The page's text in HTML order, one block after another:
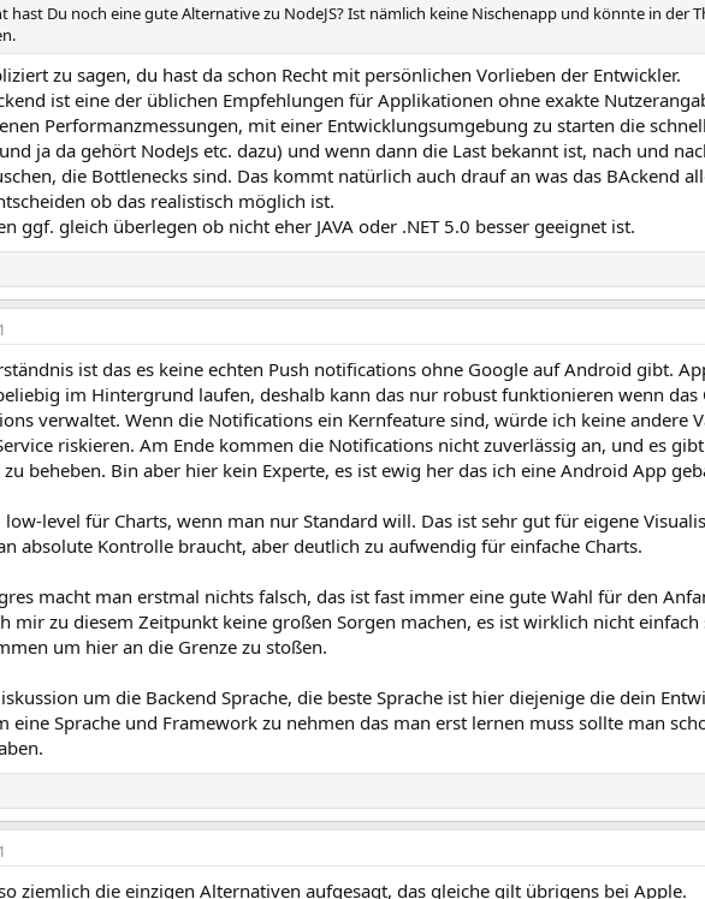
hast Du noch eine gute Alternative zu NodeJS? Ist nämlich keine Nischenapp und könnte in der
zu sagen, du hast da schon Recht mit persönlichen Vorlieben der Entwickler.
ist eine der üblichen Empfehlungen für Applikationen ohne exakte
Performanzmessungen, mit einer Entwicklungsumgebung zu starten die
ja da gehört NodeJs etc. dazu) und wenn dann die Last bekannt ist, nach und
die Bottlenecks sind. Das kommt natürlich auch drauf an was das BAckend
ob das realistisch möglich ist.
ggf. gleich überlegen ob nicht eher JAVA oder .NET 5.0 besser geeignet ist.
ist das es keine echten Push notifications ohne Google auf Android gibt.
im Hintergrund laufen, deshalb kann das nur robust funktionieren wenn das
verwaltet. Wenn die Notifications ein Kernfeature sind, würde ich keine andere
riskieren. Am Ende kommen die Notifications nicht zuverlässig an, und es
zu beheben. Bin aber hier kein Experte, es ist ewig her das ich eine Android App
low-level für Charts, wenn man nur Standard will. Das ist sehr gut für eigene
absolute Kontrolle braucht, aber deutlich zu aufwendig für einfache Charts.
macht man erstmal nichts falsch, das ist fast immer eine gute Wahl für den
mir zu diesem Zeitpunkt keine großen Sorgen machen, es ist wirklich nicht einfach
um hier an die Grenze zu stoßen.
um die Backend Sprache, die beste Sprache ist hier diejenige die dein
eine Sprache und Framework zu nehmen das man erst lernen muss sollte man
ziemlich die einzigen Alternativen aufgesagt, das gleiche gilt übrigens bei Apple.